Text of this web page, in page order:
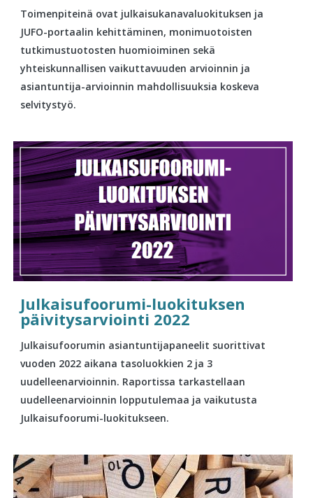
Toimenpiteinä ovat julkaisukanavaluokituksen ja
JUFO-portaalin kehittäminen, monimuotoisten
tutkimustuotosten huomioiminen sekä
yhteiskunnallisen vaikuttavuuden arvioinnin ja
asiantuntija-arvioinnin mahdollisuuksia koskeva
selvitystyö.
Julkaisufoorumi-luokituksen
päivitysarviointi 2022
Julkaisufoorumin asiantuntijapaneelit suorittivat
vuoden 2022 aikana tasoluokkien 2 ja 3
uudelleenarvioinnin. Raportissa tarkastellaan
uudelleenarvioinnin lopputulemaa ja vaikutusta
Julkaisufoorumi-luokitukseen.